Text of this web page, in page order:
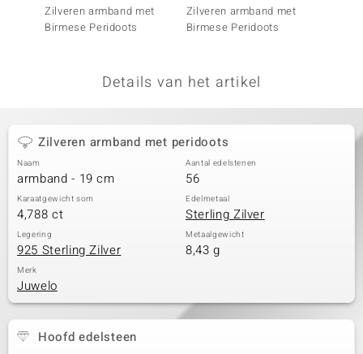
Zilveren armband met
Birmese Peridoots
Zilveren armband met
Birmese Peridoots
Details van het artikel
Zilveren armband met peridoots
Naam
armband - 19 cm
Aantal edelstenen
56
Karaatgewicht som
4,788 ct
Edelmetaal
Sterling Zilver
Legering
925 Sterling Zilver
Metaalgewicht
8,43 g
Merk
Juwelo
Hoofd edelsteen